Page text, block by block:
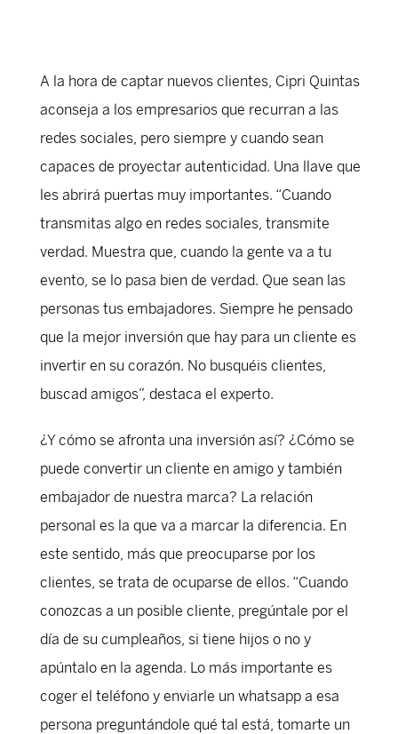
A la hora de captar nuevos clientes, Cipri Quintas
aconseja a los empresarios que recurran a las
redes sociales, pero siempre y cuando sean
capaces de proyectar autenticidad. Una llave que
les abrirá puertas muy importantes. “Cuando
transmitas algo en redes sociales, transmite
verdad. Muestra que, cuando la gente va a tu
evento, se lo pasa bien de verdad. Que sean las
personas tus embajadores. Siempre he pensado
que la mejor inversión que hay para un cliente es
invertir en su corazón. No busquéis clientes,
buscad amigos”, destaca el experto.
¿Y cómo se afronta una inversión así? ¿Cómo se
puede convertir un cliente en amigo y también
embajador de nuestra marca? La relación
personal es la que va a marcar la diferencia. En
este sentido, más que preocuparse por los
clientes, se trata de ocuparse de ellos. “Cuando
conozcas a un posible cliente, pregúntale por el
día de su cumpleaños, si tiene hijos o no y
apúntalo en la agenda. Lo más importante es
coger el teléfono y enviarle un whatsapp a esa
persona preguntándole qué tal está, tomarte un